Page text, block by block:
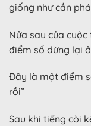
giống như cần
Nửa sau của cuộc
điểm số dừng lại ở
Đây là một điểm
rồi”
Sau khi tiếng còi